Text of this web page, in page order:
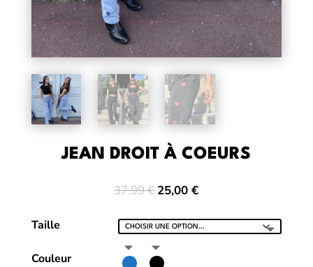
JEAN DROIT À COEURS
37,99€Le
initial
était :
37,99 €.
25,00€Le
actuel
est :
Taille
Couleur